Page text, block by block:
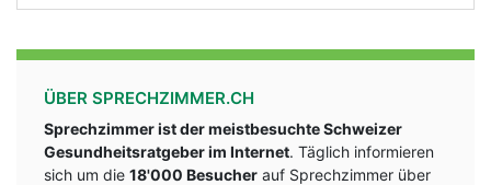
ÜBER SPRECHZIMMER.CH
Sprechzimmer ist der meistbesuchte Schweizer
Gesundheitsratgeber im Internet. Täglich informieren
sich um die 18'000 Besucher auf Sprechzimmer über